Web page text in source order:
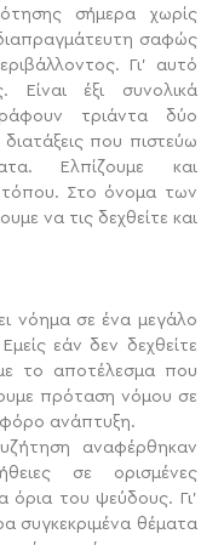
σήμερα χωρίς
σαφώς
Γι’ αυτό
Είναι έξι συνολικά
τριάντα δύο
που πιστεύω
Ελπίζουμε και
Στο όνομα των
να τις δεχθείτε και
νόημα σε ένα μεγάλο
εάν δεν δεχθείτε
το αποτέλεσμα που
πρόταση νόμου σε
ανάπτυξη.
αναφέρθηκαν
σε ορισμένες
όρια του ψεύδους. Γι’
συγκεκριμένα θέματα